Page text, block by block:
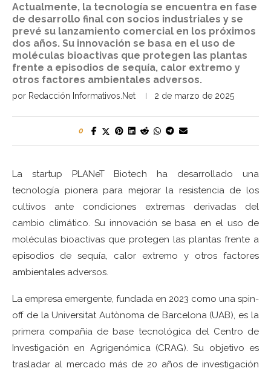
Actualmente, la tecnología se encuentra en fase
de desarrollo final con socios industriales y se
prevé su lanzamiento comercial en los próximos
dos años. Su innovación se basa en el uso de
moléculas bioactivas que protegen las plantas
frente a episodios de sequía, calor extremo y
otros factores ambientales adversos.
por Redacción Informativos.Net 2 de marzo de 2025
0
La startup PLANeT Biotech ha desarrollado una
tecnología pionera para mejorar la resistencia de los
cultivos ante condiciones extremas derivadas del
cambio climático. Su innovación se basa en el uso de
moléculas bioactivas que protegen las plantas frente a
episodios de sequía, calor extremo y otros factores
ambientales adversos.
La empresa emergente, fundada en 2023 como una spin-
off de la Universitat Autònoma de Barcelona (UAB), es la
primera compañía de base tecnológica del Centro de
Investigación en Agrigenómica (CRAG). Su objetivo es
trasladar al mercado más de 20 años de investigación